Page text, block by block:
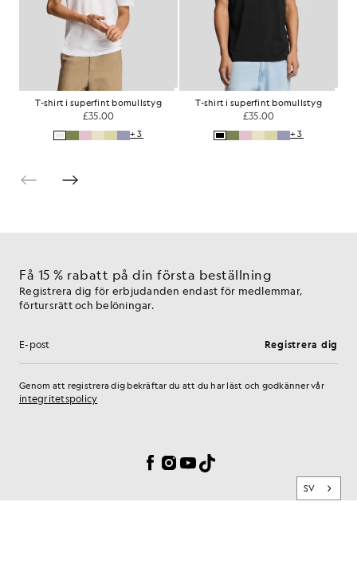
T-shirt i superfint bomullstyg
£35.00
+3
T-shirt i superfint bomullstyg
£35.00
+3
Få 15 % rabatt på din första beställning
Registrera dig för erbjudanden endast för medlemmar,
förtursrätt och belöningar.
E-postadress Registrera dig
Genom att registrera dig bekräftar du att du har läst och godkänner vår
integritetspolicy
Facebook
Instagram
YouTube
TikTok
SV